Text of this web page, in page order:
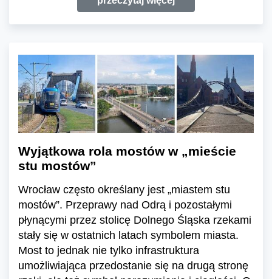
Wyjątkowa rola mostów w „mieście
stu mostów”
Wrocław często określany jest „miastem stu
mostów”. Przeprawy nad Odrą i pozostałymi
płynącymi przez stolicę Dolnego Śląska rzekami
stały się w ostatnich latach symbolem miasta.
Most to jednak nie tylko infrastruktura
umożliwiająca przedostanie się na drugą stronę